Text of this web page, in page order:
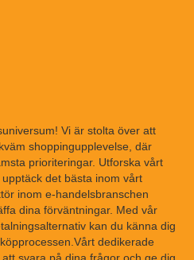
Vi är stolta över att
shoppingupplevelse, där
prioriteringar. Utforska vårt
det bästa inom vårt
inom e-handelsbranschen
dina förväntningar. Med vår
kan du känna dig
dedikerade